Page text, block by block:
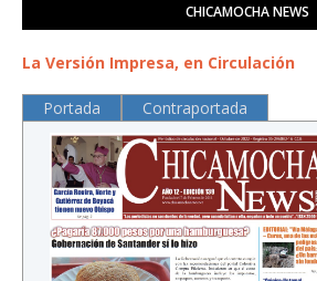
CHICAMOCHA NEWS
La Versión Impresa, en Circulación
Portada Contraportada